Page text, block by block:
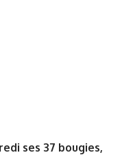
ses 37 bougies,